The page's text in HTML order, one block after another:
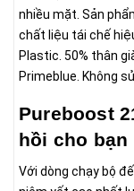
nhiều mặt. Sản
chất liệu tái chế
Plastic. 50% thân
Primeblue. Không
Pureboost
hồi cho
Với dòng chạy bộ